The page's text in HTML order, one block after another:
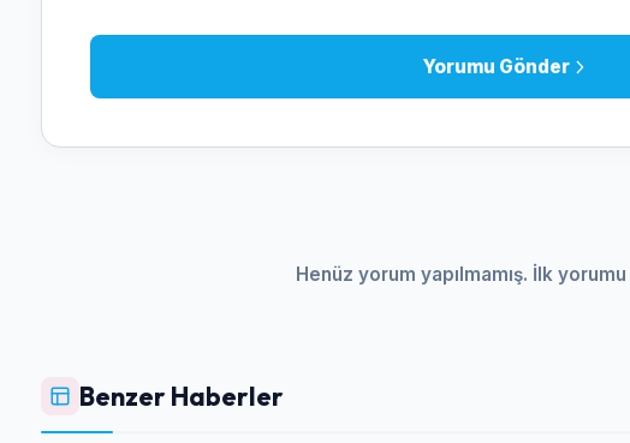
Yorumu Gönder
Henüz yorum yapılmamış. İlk yorumu
Benzer Haberler